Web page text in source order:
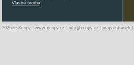
Vlastní tvorba
2026 © Xcopy | www.xcopy.cz info@xcopy.cz mapa stránek